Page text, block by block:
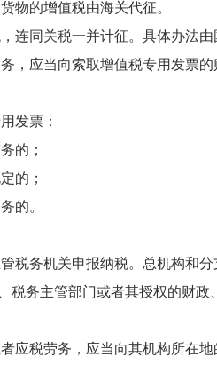
的增值税由海关代征。
同关税一并计征。具体办法由
当向索取增值税专用发票的
发票：
的；
的；
的。
务机关申报纳税。总机构和分
税务主管部门或者其授权的财
税劳务，应当向其机构所在地